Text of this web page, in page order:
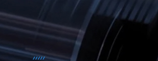
pilihan reka bentuk komputer
menyediakan perkhidmatan
berkualiti tinggi. Dengan
semua faktor dengan cara yang
menyampaikan bahagian yang
memenuhi keperluan anda